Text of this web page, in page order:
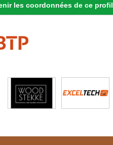
les coordonnées de ce profil